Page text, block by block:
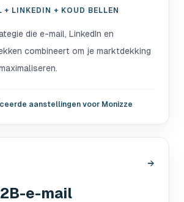
+ LINKEDIN + KOUD BELLEN
die e-mail, LinkedIn en
combineert om je marktdekking
aanstellingen voor Monizze
→
e-mail